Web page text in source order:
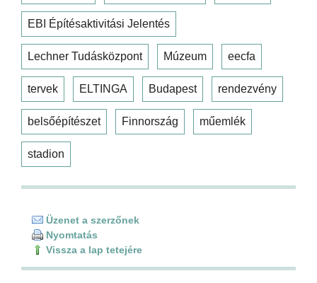
EBI Építésaktivitási Jelentés
Lechner Tudásközpont Múzeum eecfa
tervek ELTINGA Budapest rendezvény
belsőépítészet Finnország műemlék
stadion
Üzenet a szerzőnek
Nyomtatás
Vissza a lap tetejére